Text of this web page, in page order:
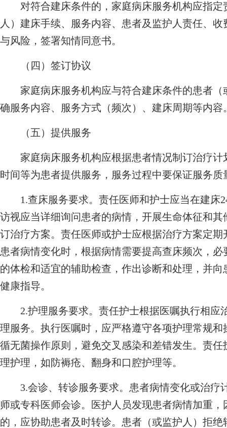
对符合建床条件的，家庭病床服务机构应指定
人）建床手续、服务内容、患者及监护人责任、
与风险，签署知情同意书。
（四）签订协议
家庭病床服务机构应与符合建床条件的患者（
确服务内容、服务方式（频次）、建床周期等内容
（五）提供服务
家庭病床服务机构应根据患者情况制订治疗计
时间等为患者提供服务，服务过程中要保证服务质
1.查床服务要求。责任医师和护士应当在建床
访视应当详细询问患者的病情，开展生命体征和
订治疗方案。责任医师或护士应根据治疗方案定
患者病情变化时，根据病情需要提高查床频次，
的体检和适宜的辅助检查，作出诊断和处理，并
健康指导。
2.护理服务要求。责任护士根据医嘱执行相应
理服务。执行医嘱时，应严格遵守各项护理常规
循无菌操作原则，避免交叉感染和差错发生。责
理护理，如防褥疮、翻身和口腔护理等。
3.会诊、转诊服务要求。患者病情变化或治疗
师或专科医师会诊。医护人员发现患者病情加重
的，应协助患者及时转诊。患者（或监护人）拒